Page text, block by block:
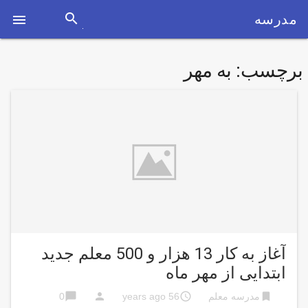
 مدرسه search
برچسب: به مهر
آغاز به کار 13 هزار و 500 معلم جدید
ابتدایی از مهر ماه
bookmark مدرسه معلم access_time
56 years ago
person
chat_bubble
0